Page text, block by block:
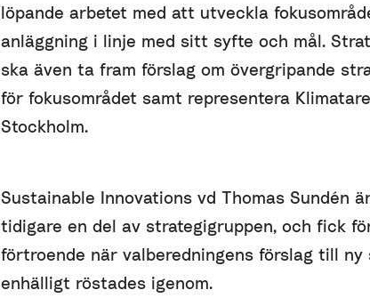
löpande arbetet med att utveckla
anläggning i linje med sitt syfte och mål.
ska även ta fram förslag om övergripande
för fokusområdet samt representera
Stockholm.
Sustainable Innovations vd Thomas Sundén
tidigare en del av strategigruppen, och fick
förtroende när valberedningens förslag till ny
enhälligt röstades igenom.